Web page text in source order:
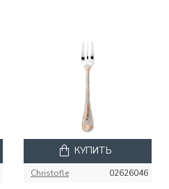
Christofle 02626046
КУПИТЬ